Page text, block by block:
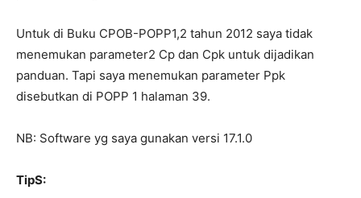
Untuk di Buku CPOB-POPP1,2 tahun 2012 saya tidak
menemukan parameter2 Cp dan Cpk untuk dijadikan
panduan. Tapi saya menemukan parameter Ppk
disebutkan di POPP 1 halaman 39.
NB: Software yg saya gunakan versi 17.1.0
TipS: